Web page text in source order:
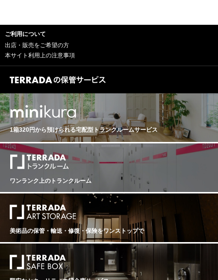
過酷な水分ストレスがブドウに「生理学的ブロック（生
育の停止)」を引き起こしたことで、皮肉にも糖度の急激
な上昇（過熟）を免れました。そして8月末に降った「救
す。 2025年の最大の特徴は、気候変動に対する「品種構
熟を避けるため、粘土石灰質に深く根を張るカベルネ・
フランがブレンドの主役へと躍り出ました。シャトー・
アンジェリュスやシャトー・ラフルールに代表されるト
ップシャトーは、この品種由来の鮮やかな酸と柔らかく
も品のあるアロマで、猛暑の年とは思えない比類なき気
品をワインに与えています。 左岸では、カベルネ・ソー
ヴィニヨンが極限的な気候の下で圧倒的な適応力を見せ
ました。シャトー・マルゴーのように極限まで高められ
たカベルネの比率が、強靭な骨格を形成しています。ま
た、晩熟なプティ・ヴェルドも完璧な成熟を迎え、シャ
トー・タルボではかつてない高いブレンド比率でワイン
にスパイスと深みを与えています。各生産者は抽出温度
を極端に低く抑え、穏やかな醸造を行うことで、過去最
高レベルのタンニン量を誇りながらも「カシミア」のよ
うにシームレスで滑らかなテクスチャーを実現しまし
た。 また辛口白の完成度の高さにも注目です。8月中旬
という歴史的な早期収穫となりながらも、ソーヴィニヨ
ン・ブランは豊かな糖度とpH3.1前後という見事な酸の
バランスを両立し、猛暑の年にありがちな重さや単調さ
とは無縁の、鮮烈な緊張感と躍動感を備えました。柑橘
やグアヴァを思わせる鮮明な果実味に加え、セミヨンは
5年は、過去50年で最低水準となる歴史的な低収量と、
術）が交差し、不要な要素がすべて削ぎ落とされた「絶
対的純度」を誇るヴィンテージとなりました。記録的な
の凝縮感を持ちながらも、過熟感のない鮮烈なフレッシ
倒的な長期熟成ポテンシャルと、2018年、2019年、202
0年の三部作や真に偉大な2022年のような現代の精緻さ
を併せ持つ、「21世紀のニュークラシック」として、今
後のボルドーワインの礎となるでしょう。一方で、生産
量は例年の半分程度（25〜30 hl/ha）に落ち込んでいる
ため、世界的なアロケーション（割当）の争奪戦は免れ
ません。 2025年ヴィンテージの特異な生育は、実は前年
から始まっていたという生産者がいました。2024年春の
天候不順が2025年の花芽形成に影響を与えたという見解
です。それに加え、2025年夏の極端な干ばつが重なり、
ブドウの実は非常に小さく凝縮しました。しかし、この
過酷な水分ストレスがブドウに「生理学的ブロック（生
育の停止)」を引き起こしたことで、皮肉にも糖度の急激
な上昇（過熟）を免れました。そして8月末に降った「救
済の雨」が、ブドウに完璧なバランスをもたらしたので
す。 2025年の最大の特徴は、気候変動に対する「品種構
成のパラダイムシフト」です。右岸では、メルローの過
熟を避けるため、粘土石灰質に深く根を張るカベルネ・
フランがブレンドの主役へと躍り出ました。シャトー・
アンジェリュスやシャトー・ラフルールに代表されるト
ップシャトーは、この品種由来の鮮やかな酸と柔らかく
ンフルーツ、アプリコットといった果実のニュアンスが
広がります。口に含むと、フレッシュで引き締まった構
造の中に、繊細なフローラルノートが現れ、やがて柑橘
めらかで柔らかく、全体に調和が取れており、フィニッ
きます。 ラ・クラルテ・ド・オー・ブリオン2025。それ
は、フレッシュさと丸み、繊細さと表現力が美しく共存
するヴィンテージ。オー・ブリオンの気品あるスタイル
をより軽やかに体現した、バランスとエレガンスに満ち
た一本です。 【2025年ボルドー総評】 「極限の気候下
で磨き抜かれた凝縮とエレガンスが交錯する、21世紀の
ニュークラシック」 2025年は、過去50年で最低水準と
なる歴史的な低収量と、ボルドーが長年培ってきた最新
のアグロノミー（農業技術）が交差し、不要な要素がす
べて削ぎ落とされた「絶対的純度」を誇るヴィンテージ
となりました。記録的な熱波と干ばつに見舞われながら
も、アルコール度数は13.5〜14.0%というクラシックな
数値に着地しました。極限の凝縮感を持ちながらも、過
熟感のない鮮烈なフレッシュさを備えたこのワインは、
かつての1986年のような圧倒的な長期熟成ポテンシャル
と、2018年、2019年、2020年の三部作や真に偉大な20
22年のような現代の精緻さを併せ持つ、「21世紀のニュ
ークラシック」として、今後のボルドーワインの礎とな
るでしょう。一方で、生産量は例年の半分程度（25〜30
hl/ha）に落ち込んでいるため、世界的なアロケーション
（割当）の争奪戦は免れません。 2025年ヴィンテージの
ッション・オーブリオン、シャトー・ラ・ミッション・
トゥスが、オーブリオンの哲学であるエキイブレ（均
衡）、コンプレシテ（複雑さ）、エレガンス（優雅さ）
を保ちながら、同じチームによって生み出されていま
す。 そして2025年。このヴィンテージは、極端な気候条
件の中で「純度と静かな力強さ」を際立たせた年となり
ました。長い歴史に支えられた砂利質テロワールのも
と、ドライで厳しい環境によりブドウは小粒で凝縮度を
高めながらも、卓越したポテンシャルを備えて成熟。収
穫は早期に始まり、干ばつの影響によりゆっくりと進行
しながらも、忍耐強い判断によって最適なタイミングが
見極められました。白ワインの収穫は8月14日から21
日、極めて精密な作業のもとで行われています。 2025年
のアッサンブラージュは、セミヨン47%、ソーヴィニヨ
ン・ブラン53%。アルコール度数は約14.55%。熟成は新
樽45%を用いて行われ、このテロワール特有の繊細さと
深みを引き出しています。 グラスには、輝きのある淡い
黄金色。香りは非常に繊細で、白い花やアカシア、エル
ダーフラワーといったフローラルなニュアンスに、ほの
かな甘やかなスパイスが寄り添います。口に含むと、構
造は引き締まりつつも精密で複雑。柑橘の爽やかな酸味
に加え、ジンジャーブレッドを思わせる奥行きある風味
が広がり、全体に密度と集中感を与えています。 味わい
は豊かでありながら張りがあり、時間とともにゆっくり
とその奥行きと複雑さを明らかにしていきます。シャト
ー・オー・ブリオン・ブランならではの緊張感とエレガ
ンスが一体となり、静かな余韻へと長く続きます。 シャ
トー・オー・ブリオン・ブラン2025。それは、繊細さと
力強さ、豊かさと緊張感が高次元で調和したヴィンテー
の全てを満たしたグレートヴィンテージとなりました。
限定的で均一に開花。春先から収穫までのぶどうの生育
期間は過去30年の平均気温を上回る猛暑となり、降水量
で、ぶどうは健全に生育しました。収穫は天候に恵まれ
にフレッシュさをもたらしました。また生産者はこの10
年こうした猛暑と乾燥との課題に向き合い、2015年、20
16年、2018年、2019年、2020年ヴィンテージから多く
のことを学んできました。結果、2022年ヴィンテージは
こうした環境の変化に非常に能動的に対応できたことも
成功の一因と言えます。また葡萄樹自体がこうした過酷
な気候に対応し、自然の生命体の順応性には驚くばかり
です。 熱波と乾燥の影響で収穫された葡萄は非常に小粒
で収量は減少。保水性の高い粘土質土壌や石灰質土壌が
広がるポムロールやサンテミリオン、ジロンド川の温度
調節効果によって熱波の影響が軽減され、標高が高く風
通しの良い偉大なテロワールを持つ一部のメドックなど
で特に素晴らしい品質に仕上がったようです。生産量の
少ない辛口白ワインもフレッシュ感を保ち良好。ソーテ
ルヌやバルサックなどの甘口ワインも、黒葡萄の収穫後9
月末の降雨とその後の晴天によって健全にボトリティス
が広がり見事な貴腐ワインに仕上がりました。 2022年は
2018年、2019年、2020年の三部作を凌ぐ、この100年
で5指に入るグレートヴィンテージ中のグレートヴィンテ
ージです。偉大なワインは過酷な環境下でこそ生まれる
と言われますが、2022年は過酷な自然環境の中、優れた
ご利用について
出店・販売をご希望の方
本サイト利用上の注意事項
1箱320円から預けられる宅配型トランクルームサービス
ワンランク上のトランクルーム
美術品の保管・輸送・修復・保険をワンストップで